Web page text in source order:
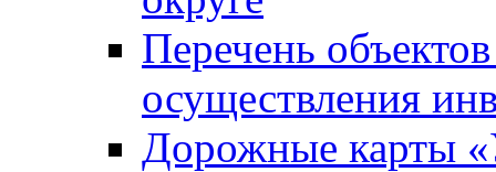
Перечень
осуществления
Дорожные карты